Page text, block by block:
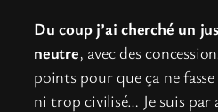
Du coup j’ai cherché un
neutre, avec des
points pour que ça ne
ni trop civilisé… Je suis par